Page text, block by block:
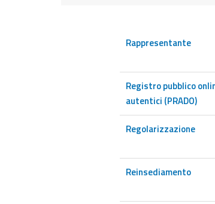
Rappresentante
Registro pubblico
autentici (PRADO)
Regolarizzazione
Reinsediamento